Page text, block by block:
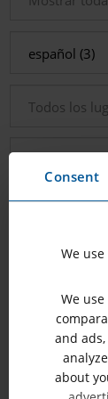
Consent
We
We
and
about
español (3)
Todos los